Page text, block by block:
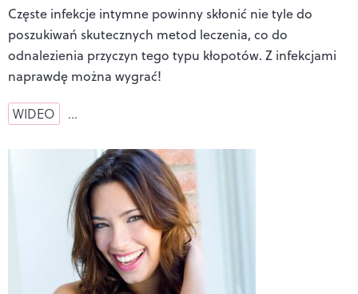
Częste infekcje intymne powinny skłonić nie tyle do
poszukiwań skutecznych metod leczenia, co do
odnalezienia przyczyn tego typu kłopotów. Z infekcjami
naprawdę można wygrać!
WIDEO …